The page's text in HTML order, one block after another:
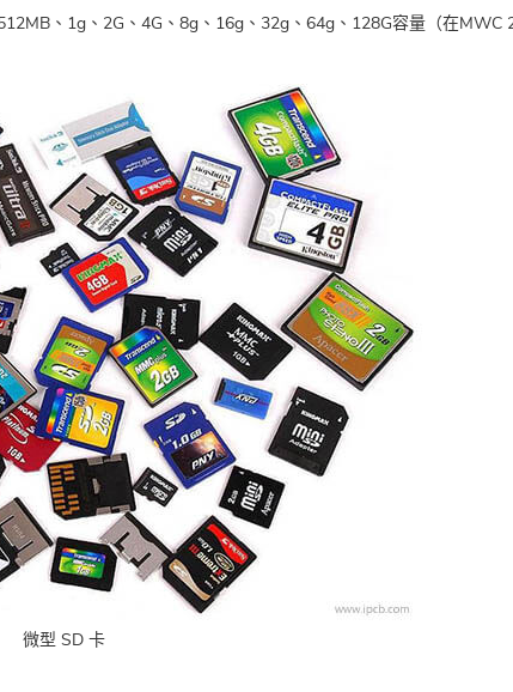
、1g、2G、4G、8g、16g、32g、64g、128G容量（在
微型 SD 卡